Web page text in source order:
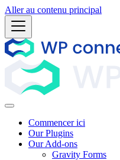
Aller au contenu principal
Commencer ici
Our Plugins
Our Add-ons
Gravity Forms